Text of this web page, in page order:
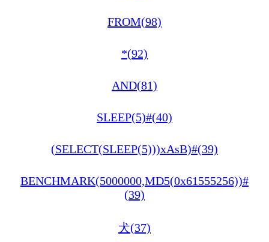
FROM(98)
*(92)
AND(81)
SLEEP(5)#(40)
(SELECT(SLEEP(5)))xAsB)#(39)
BENCHMARK(5000000,MD5(0x61555256))#
(39)
犬(37)